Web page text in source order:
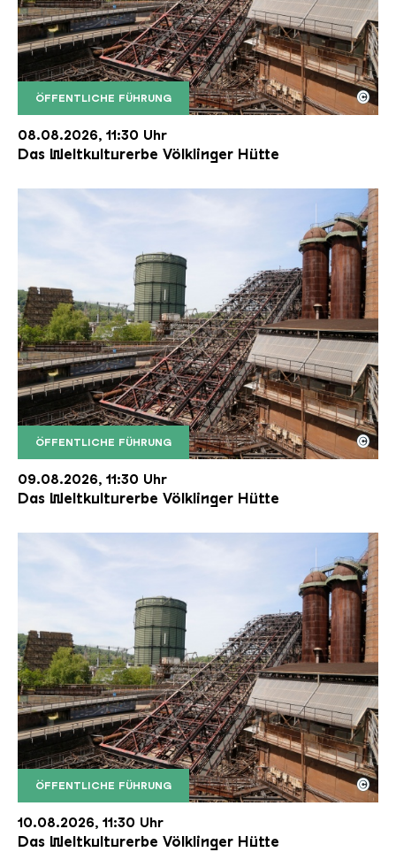
ÖFFENTLICHE FÜHRUNG
Der Erzschrägaufzug der Völklinger Hütte mit
Copyright: Weltkulturerbe Völklinger Hütte | Karl
©
08.08.2026, 11:30 Uhr
Das Weltkulturerbe Völklinger Hütte
ÖFFENTLICHE FÜHRUNG
Der Erzschrägaufzug der Völklinger Hütte mit
Copyright: Weltkulturerbe Völklinger Hütte | Karl
©
09.08.2026, 11:30 Uhr
Das Weltkulturerbe Völklinger Hütte
ÖFFENTLICHE FÜHRUNG
Der Erzschrägaufzug der Völklinger Hütte mit
Copyright: Weltkulturerbe Völklinger Hütte | Karl
©
10.08.2026, 11:30 Uhr
Das Weltkulturerbe Völklinger Hütte